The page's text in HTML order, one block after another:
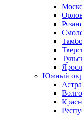
Южный